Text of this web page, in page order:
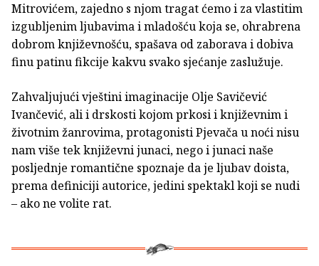
Mitrovićem, zajedno s njom tragat ćemo i za vlastitim
izgubljenim ljubavima i mladošću koja se, ohrabrena
dobrom književnošću, spašava od zaborava i dobiva
finu patinu fikcije kakvu svako sjećanje zaslužuje.
Zahvaljujući vještini imaginacije Olje Savičević
Ivančević, ali i drskosti kojom prkosi i književnim i
životnim žanrovima, protagonisti Pjevača u noći nisu
nam više tek književni junaci, nego i junaci naše
posljednje romantične spoznaje da je ljubav doista,
prema definiciji autorice, jedini spektakl koji se nudi
– ako ne volite rat.